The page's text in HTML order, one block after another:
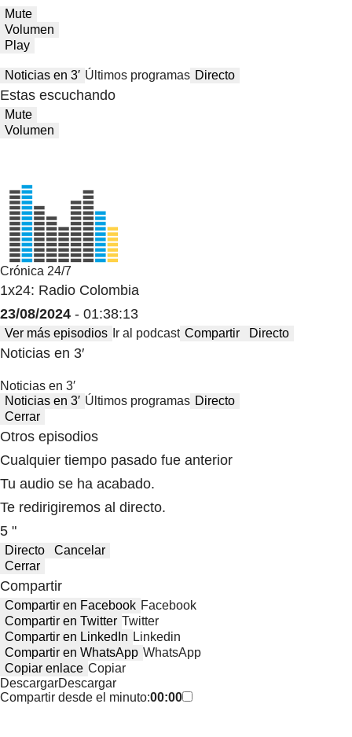
Mute
Volumen
Play
Noticias en 3′ Últimos programas Directo
Estas escuchando
Mute
Volumen
Crónica 24/7
1x24: Radio Colombia
23/08/2024 - 01:38:13
Ver más episodios Ir al podcast Compartir Directo
Noticias en 3′
Noticias en 3′
Noticias en 3′ Últimos programas Directo
Cerrar
Otros episodios
Cualquier tiempo pasado fue anterior
Tu audio se ha acabado.
Te redirigiremos al directo.
5 "
Directo
Cancelar
Cerrar
Compartir
Compartir en Facebook Facebook
Compartir en Twitter Twitter
Compartir en LinkedIn Linkedin
Compartir en WhatsApp WhatsApp
Copiar enlace Copiar
DescargarDescargar
Compartir desde el minuto:00:00